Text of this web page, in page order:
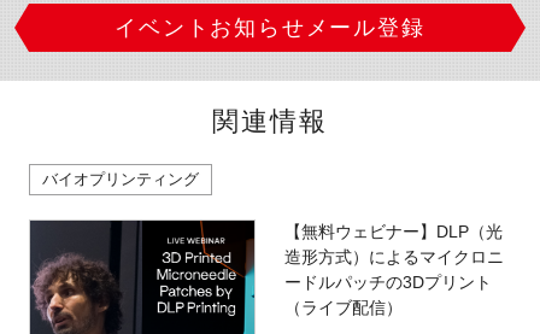
イベントお知らせメール登録
関連情報
バイオプリンティング
【無料ウェビナー】DLP（光
造形方式）によるマイクロニ
ードルパッチの3Dプリント
（ライブ配信）